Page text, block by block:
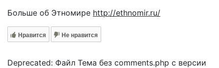
Больше об Этномире http://ethnomir.ru/
Нравится Не нравится
Deprecated: Файл Тема без comments.php с версии